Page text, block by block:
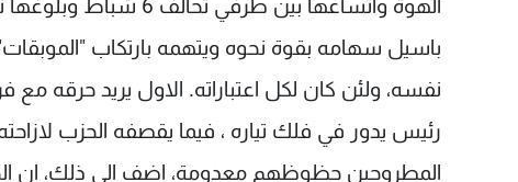
الهوة واتساعها بين
باسيل سهامه بقوة نحوه ويتهمه بارتكاب
نفسه، ولئن كان لكل اعتباراته. الاول يريد حرقه
رئيس يدور في فلك تياره ، فيما يقصفه الحزب
المطروحين حظوظهم معدومة، اضف الى ذلك، ان